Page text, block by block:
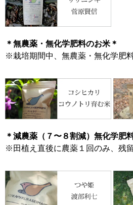
＊無農薬・無化学肥料のお米＊
※栽培期間中、無農薬・無化学肥
＊減農薬（７〜８割減）無化学肥
※田植え直後に農薬１回のみ、残